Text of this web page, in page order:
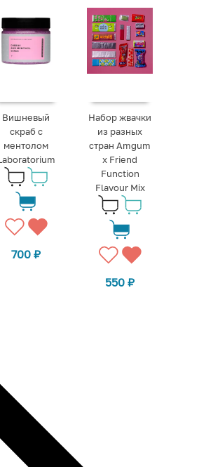
Вишневый
скраб с
ментолом
700₽
Набор жвачки
из разных
стран Amgum
х Friend
Function
Flavour Mix
550₽